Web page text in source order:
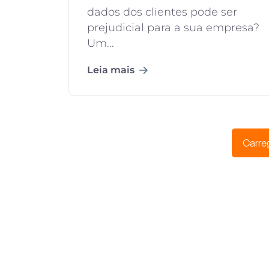
dados dos clientes pode ser
prejudicial para a sua empresa?
Um...
Leia mais